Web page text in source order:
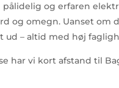
og erfaren
og omegn. Uanset om
ud – altid med høj
har vi kort afstand til